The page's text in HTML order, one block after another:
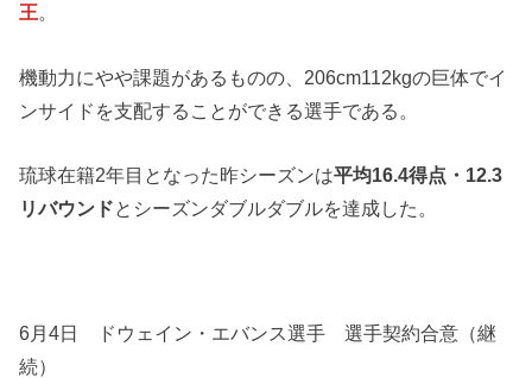
王。
機動力にやや課題があるものの、206cm112kgの巨体でイ
ンサイドを支配することができる選手である。
琉球在籍2年目となった昨シーズンは平均16.4得点・12.3
リバウンドとシーズンダブルダブルを達成した。
6月4日 ドウェイン・エバンス選手 選手契約合意（継
続）